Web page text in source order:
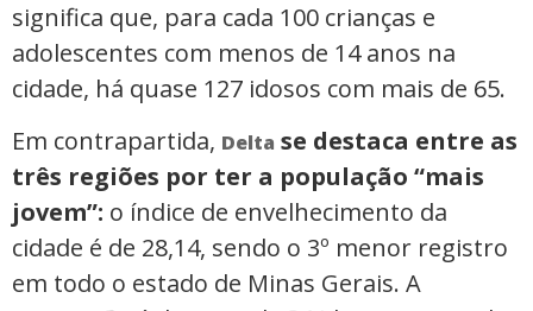
significa que, para cada 100 crianças e
adolescentes com menos de 14 anos na
cidade, há quase 127 idosos com mais de 65.
Em contrapartida, Delta se destaca entre as
três regiões por ter a população “mais
jovem”: o índice de envelhecimento da
cidade é de 28,14, sendo o 3º menor registro
em todo o estado de Minas Gerais. A